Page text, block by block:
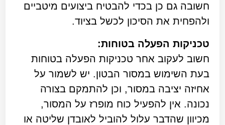
חשובה גם כן בכדי להבטיח ביצועים מיטביים
ולהפחית את הסיכון לכשל בציוד.
טכניקות הפעלה בטוחות:
חשוב לעקוב אחר טכניקות הפעלה בטוחות
בעת השימוש במסור הבטון. יש לשמור על
אחיזה יציבה במסור, וכן להתמקם בצורה
נכונה. אין להפעיל כוח מופרז על המסור,
מכיוון שהדבר עלול להוביל לאובדן שליטה או